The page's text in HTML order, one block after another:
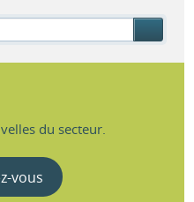
du secteur.
vous